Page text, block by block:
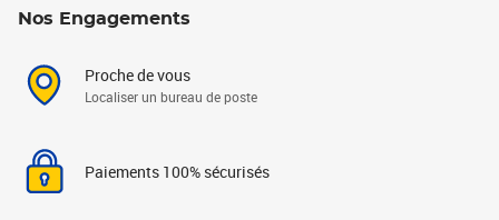
Nos Engagements
Proche de vous
Localiser un bureau de poste
Paiements 100% sécurisés